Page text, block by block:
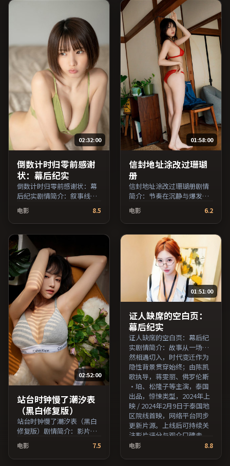
全免费条目索引，支持片名
与演员交叉检索。）
02:32:00
倒数计时归零前感谢
状：幕后纪实
倒数计时归零前感谢状：幕
后纪实剧情简介：叙事线索
情线与友情线并行推进；由
朴赞郁执导，胡歌、黄政
民、廖凡等主演，韩国出
品，悬疑类型，2024年上映
/ 2024年11月2日于韩国地区
院线首映，网络平台同步更
新片源。若你偏爱节奏不急
躁、人物立体的作品，值得
一看。（国产影视资源大全
免费条目索引，支持片名与
演员交叉检索。）
电影 8.5
01:58:00
信封地址涂改过珊瑚
册
信封地址涂改过珊瑚册剧情
简介：节奏在沉静与爆发之
留开放式回味；由杜琪峰执
导，周迅、马修·麦康纳、
黄政民等主演，中国香港出
品，冒险类型，2019年上映
/ 2019年8月17日于中国香港
地区院线首映，网络平台同
步更新片源。整体观感沉稳
耐看，适合反复品味台词与
镜头。（国产影视资源大全
免费条目索引，支持片名与
演员交叉检索。）
电影 6.2
02:52:00
站台时钟慢了潮汐表
（黑白修复版）
站台时钟慢了潮汐表（黑白
修复版）剧情简介：影片试
图追问「归属」与「告别」
的主题，人物关系在误会与
和解中演进；由理查德·林
电影 7.5
01:51:00
证人缺席的空白页：
幕后纪实
证人缺席的空白页：幕后纪
实剧情简介：故事从一场偶
然相遇切入，时代变迁作为
隐性背景贯穿始终；由陈凯
歌执导，蒋雯丽、佛罗伦斯
·珀、松隆子等主演，泰国
出品，惊悚类型，2024年上
映 / 2024年2月9日于泰国地
区院线首映，网络平台同步
更新片源。上线后可持续关
注影片评分与观众口碑走
势。（国产影视资源大全免
电影 8.8